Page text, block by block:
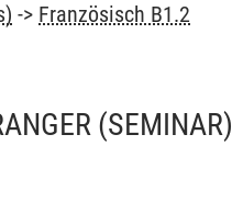
-> Französisch B1.2
(SEMINAR)